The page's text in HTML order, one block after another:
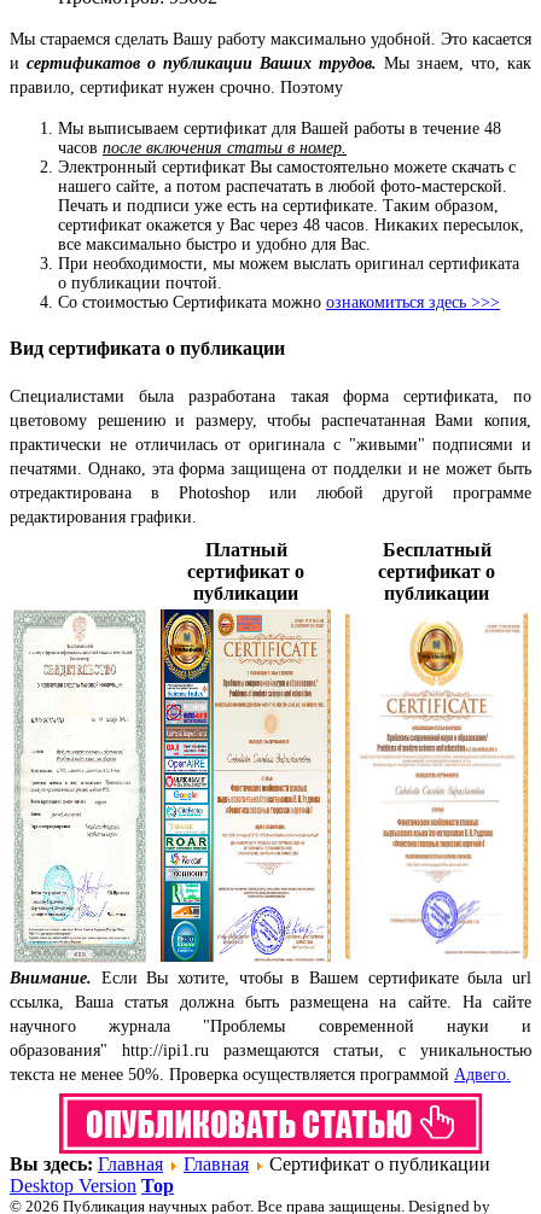
Мы стараемся сделать Вашу работу максимально удобной. Это касается
и сертификатов о публикации Ваших трудов. Мы знаем, что, как
правило, сертификат нужен срочно. Поэтому
Мы выписываем сертификат для Вашей работы в течение 48
часов после включения статьи в номер.
Электронный сертификат Вы самостоятельно можете скачать с
нашего сайте, а потом распечатать в любой фото-мастерской.
Печать и подписи уже есть на сертификате. Таким образом,
сертификат окажется у Вас через 48 часов. Никаких пересылок,
все максимально быстро и удобно для Вас.
При необходимости, мы можем выслать оригинал сертификата
о публикации почтой.
Со стоимостью Сертификата можно ознакомиться здесь >>>
Вид сертификата о публикации
Специалистами была разработана такая форма сертификата, по
цветовому решению и размеру, чтобы распечатанная Вами копия,
практически не отличилась от оригинала с "живыми" подписями и
печатями. Однако, эта форма защищена от подделки и не может быть
отредактирована в Photoshop или любой другой программе
редактирования графики.
Платный
сертификат о
публикации
Бесплатный
сертификат о
публикации
Внимание. Если Вы хотите, чтобы в Вашем сертификате была url
ссылка, Ваша статья должна быть размещена на сайте. На сайте
научного журнала "Проблемы современной науки и
образования" http://ipi1.ru размещаются статьи, с уникальностью
текста не менее 50%. Проверка осуществляется программой Адвего.
Вы здесь: Главная Главная
Сертификат о публикации
Desktop Version Top
© 2026 Публикация научных работ. Все права защищены. Designed by